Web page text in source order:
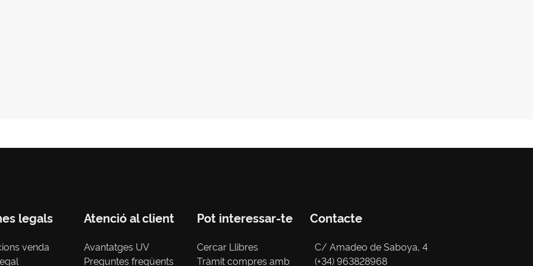
legals
venda
Atenció al client
Avantatges UV
Preguntes freqüents
Pot interessar-te
Cercar Llibres
Tràmit compres amb
Contacte
C/ Amadeo de Saboya, 4
(+34) 963828968